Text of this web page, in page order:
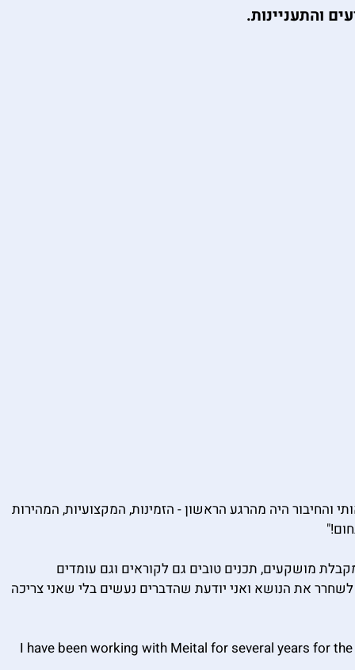
והתעניינות.
היה מהרגע הראשון - הזמינות, המקצועיות, המהירות
מושקעים, תכנים טובים גם לקוראים וגם עומדים
את הנושא ואני יודעת שהדברים נעשים בלי שאני צריכה
I have been working with Meital for several years for